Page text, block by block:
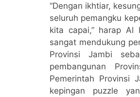
“Dengan ikhtiar,
seluruh pemangku
kita capai,” harap Al
sangat mendukung
Provinsi Jambi
pembangunan
Pemerintah Provinsi
kepingan puzzle